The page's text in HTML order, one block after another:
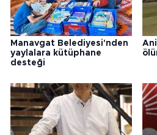
Manavgat Belediyesi'nden
yaylalara kütüphane
desteği